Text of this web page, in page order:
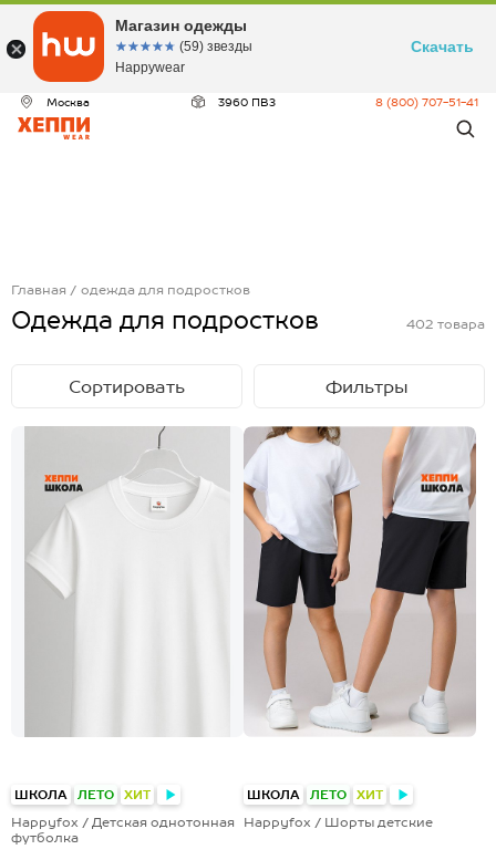
Москва 3960 ПВЗ 8 (800) 707-51-41
Главная одежда для подростков
Одежда для подростков 402 товара
ШКОЛА ЛЕТО ХИТ
Happyfox / Детская однотонная
футболка
ШКОЛА ЛЕТО ХИТ
Happyfox / Шорты детские
Магазин одежды
☆☆☆☆☆
★★★★★ (59) звезды
Happywear
Скачать